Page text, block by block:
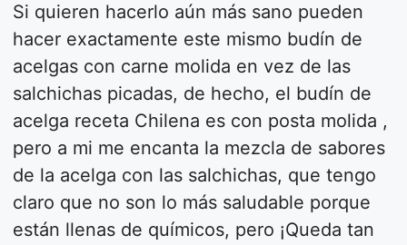
Si quieren hacerlo aún más sano pueden
hacer exactamente este mismo budín de
acelgas con carne molida en vez de las
salchichas picadas, de hecho, el budín de
acelga receta Chilena es con posta molida ,
pero a mi me encanta la mezcla de sabores
de la acelga con las salchichas, que tengo
claro que no son lo más saludable porque
están llenas de químicos, pero ¡Queda tan